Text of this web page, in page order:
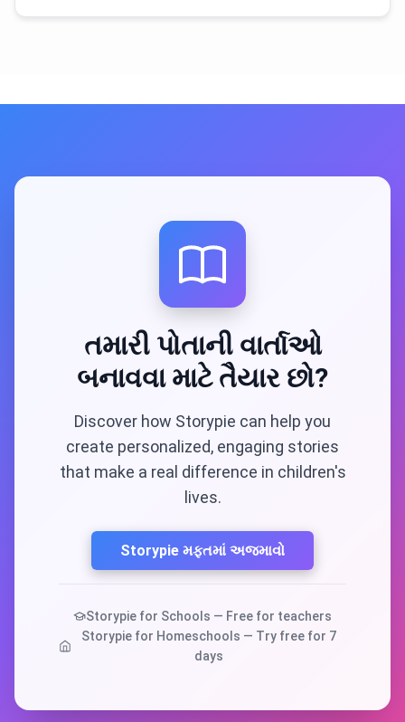
તમારી પોતાની વાર્તાઓ
બનાવવા માટે તૈયાર છો?
Discover how Storypie can help you
create personalized, engaging stories
that make a real difference in children's
lives.
Storypie મફતમાં અજમાવો
Storypie for Schools — Free for teachers
Storypie for Homeschools — Try free for 7
days